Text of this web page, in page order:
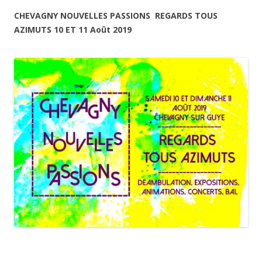
CHEVAGNY NOUVELLES PASSIONS REGARDS TOUS
AZIMUTS 10 ET 11 Août 2019